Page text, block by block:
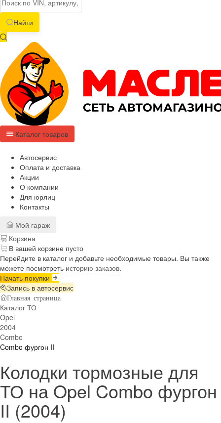
Найти
Каталог товаров
Автосервис
Оплата и доставка
Акции
О компании
Для юрлиц
Контакты
Мой гараж
Корзина
В вашей корзине пусто
Перейдите в каталог и добавьте необходимые товары. Вы также
можете посмотреть историю заказов.
Начать покупки
Запись в автосервис
Главная страница
Каталог ТО
Opel
2004
Combo
Combo фургон II
Колодки тормозные для
ТО на Opel Combo фургон
II (2004)